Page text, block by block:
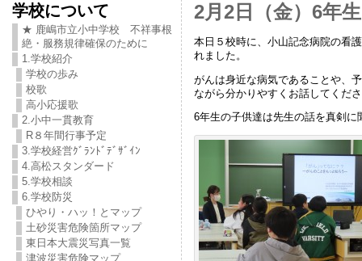
学校について
★ 鹿嶋市立小中学校 不祥事根
絶・服務規律確保のために
1.学校紹介
学校の歩み
校歌
高小応援歌
2.小中一貫教育
R８年間行事予定
3.学校経営ｸﾞﾗﾝﾄﾞﾃﾞｻﾞｲﾝ
4.高松スタンダード
5.学校相談
6.学校防災
ひやり・ハッ！とマップ
土砂災害危険箇所マップ
東日本大震災写真一覧
津波災害危険マップ
2月2日（金）6年
本日５校時に、小山記念病院の看
れました。
がんは身近な病気であることや、
ながら分かりやすくお話してくだ
6年生の子供達は先生の話を真剣